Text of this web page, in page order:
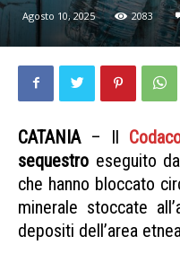
Agosto 10, 2025 2083
CATANIA– Il
sequestro eseguito
che hanno bloccato
minerale stoccate
depositi dell’area